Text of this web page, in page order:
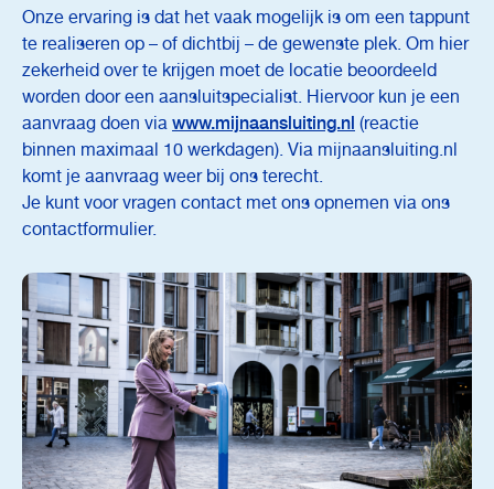
Onze ervaring is dat het vaak mogelijk is om een tappunt
te realiseren op – of dichtbij – de gewenste plek. Om hier
zekerheid over te krijgen moet de locatie beoordeeld
worden door een aansluitspecialist. Hiervoor kun je een
aanvraag doen via www.mijnaansluiting.nl (reactie
binnen maximaal 10 werkdagen). Via mijnaansluiting.nl
komt je aanvraag weer bij ons terecht.
Je kunt voor vragen contact met ons opnemen via ons
contactformulier.